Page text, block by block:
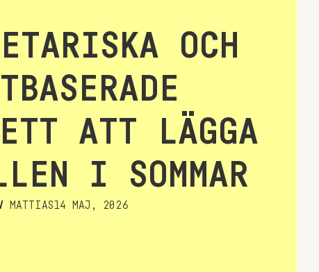
OCH
ATT LÄGGA
I SOMMAR
MATTIAS 14 MAJ, 2026